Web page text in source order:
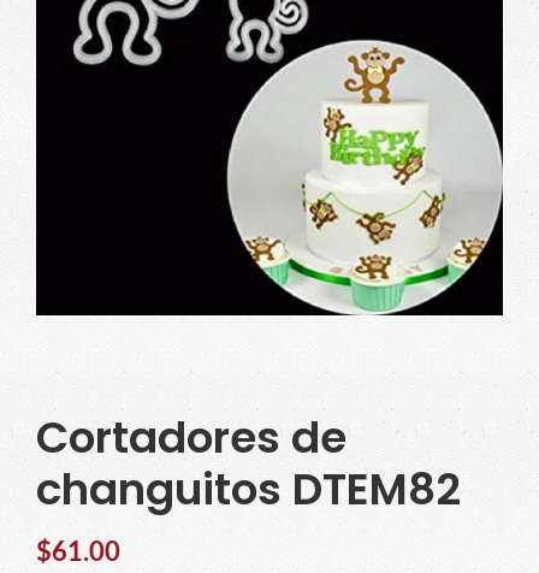
Cortadores de
changuitos DTEM82
$61.00